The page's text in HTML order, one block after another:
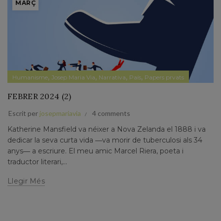
MARÇ
Humanisme, Josep Maria Via, Narrativa, País, Papers prvats
FEBRER 2024 (2)
Escrit per josepmariavia 4 comments
Katherine Mansfield va néixer a Nova Zelanda el 1888 i va
dedicar la seva curta vida ―va morir de tuberculosi als 34
anys― a escriure. El meu amic Marcel Riera, poeta i
traductor literari,...
Llegir Més